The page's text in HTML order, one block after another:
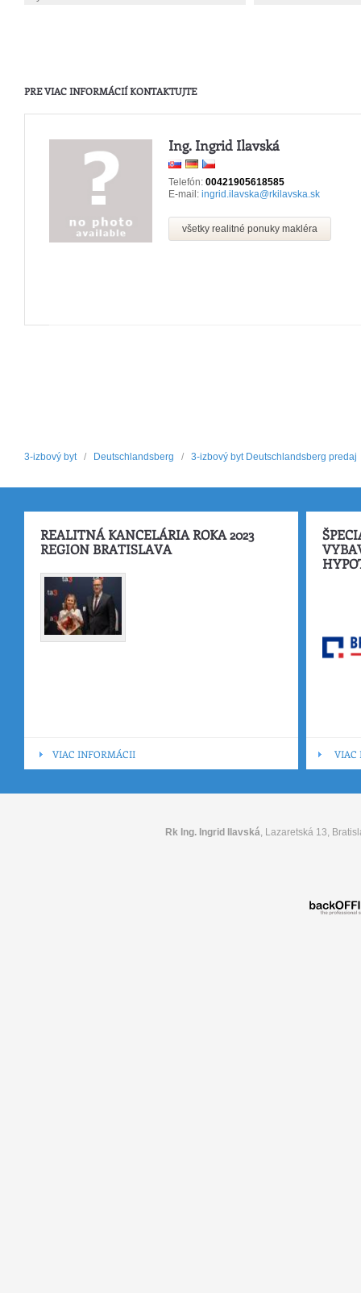
PRE VIAC INFORMÁCIÍ KONTAKTUJTE
Ing. Ingrid Ilavská
Telefón: 00421905618585
E-mail: ingrid.ilavska@rkilavska.sk
všetky realitné ponuky makléra
3-izbový byt/ Deutschlandsberg / 3-izbový byt Deutschlandsberg predaj
REALITNÁ KANCELÁRIA ROKA 2023
REGION BRATISLAVA
VIAC INFORMÁCII VIAC
Rk Ing. Ingrid Ilavská, Lazaretská 13,